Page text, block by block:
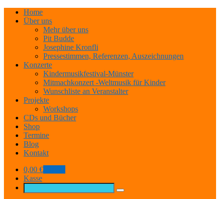
Home
Über uns
Mehr über uns
Pit Budde
Josephine Kronfli
Pressestimmen, Referenzen, Auszeichnungen
Konzerte
Kindermusikfestival-Münster
Mitmachkonzert -Weltmusik für Kinder
Wunschliste an Veranstalter
Projekte
Workshops
CDs und Bücher
Shop
Termine
Blog
Kontakt
0,00 €
Kasse